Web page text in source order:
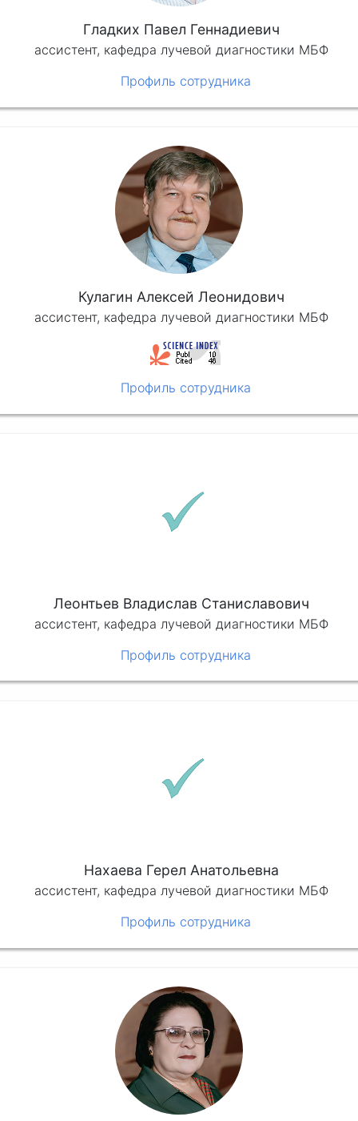
Гладких Павел Геннадиевич
ассистент, кафедра лучевой диагностики МБФ
Профиль сотрудника
Кулагин Алексей Леонидович
ассистент, кафедра лучевой диагностики МБФ
Профиль сотрудника
Леонтьев Владислав Станиславович
ассистент, кафедра лучевой диагностики МБФ
Профиль сотрудника
Нахаева Герел Анатольевна
ассистент, кафедра лучевой диагностики МБФ
Профиль сотрудника